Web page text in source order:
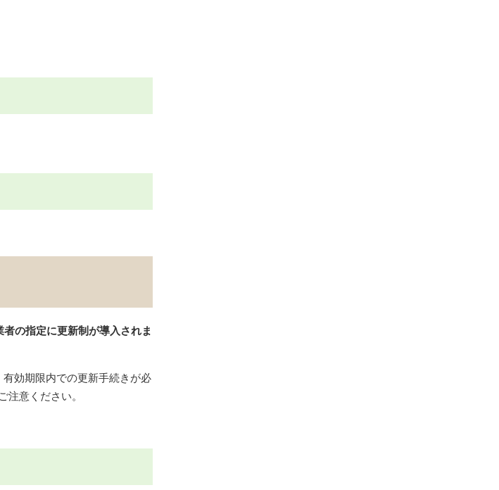
の指定に更新制が導入されま
効期限内での更新手続きが必
注意ください。